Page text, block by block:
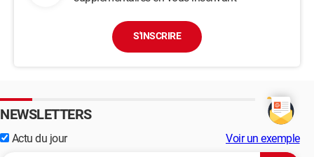
S'INSCRIRE
NEWSLETTERS
Actu du jour Voir un exemple